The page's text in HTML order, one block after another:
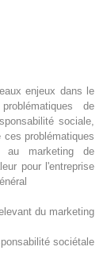
enjeux dans le
de
sociale,
problématiques
au marketing de
pour l'entreprise
du marketing
sociétale